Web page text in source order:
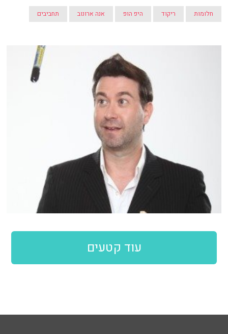
חלומות ריקוד היפ הופ אנה ארונוב תחביבים
עוד קטעים